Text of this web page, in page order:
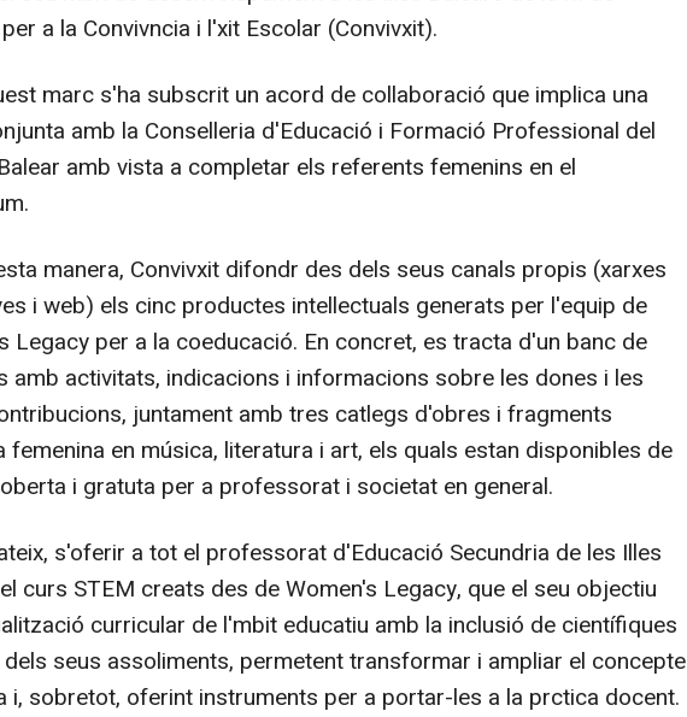
a la Convivncia i l'xit Escolar (Convivxit).
marc s'ha subscrit un acord de collaboració que implica una
amb la Conselleria d'Educació i Formació Professional del
amb vista a completar els referents femenins en el
manera, Convivxit difondr des dels seus canals propis (xarxes
i web) els cinc productes intellectuals generats per l'equip de
Legacy per a la coeducació. En concret, es tracta d'un banc de
amb activitats, indicacions i informacions sobre les dones i les
juntament amb tres catlegs d'obres i fragments
femenina en música, literatura i art, els quals estan disponibles de
i gratuta per a professorat i societat en general.
s'oferir a tot el professorat d'Educació Secundria de les Illes
curs STEM creats des de Women's Legacy, que el seu objectiu
curricular de l'mbit educatiu amb la inclusió de científiques
seus assoliments, permetent transformar i ampliar el concepte
i, sobretot, oferint instruments per a portar-les a la prctica docent.